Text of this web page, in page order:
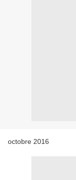
octobre 2016